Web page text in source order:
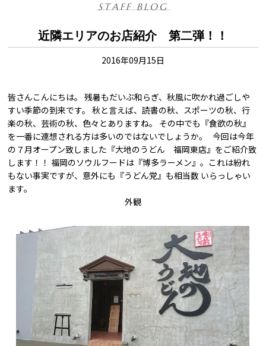
STAFF BLOG
近隣エリアのお店紹介 第二弾！！
2016年09月15日
皆さんこんにちは。 残暑もだいぶ和らぎ、秋風に吹かれ過ごしや
すい季節の到来です。 秋と言えば、読書の秋、スポーツの秋、行
楽の秋、芸術の秋、色々とありますね。 その中でも『食欲の秋』
を一番に連想される方は多いのではないでしょうか。 今回は今年
の７月オープン致しました『大地のうどん 福岡東店』をご紹介致
します！！ 福岡のソウルフードは『博多ラーメン』。これは紛れ
もない事実ですが、意外にも『うどん党』も相当数 いらっしゃい
ます。
外観